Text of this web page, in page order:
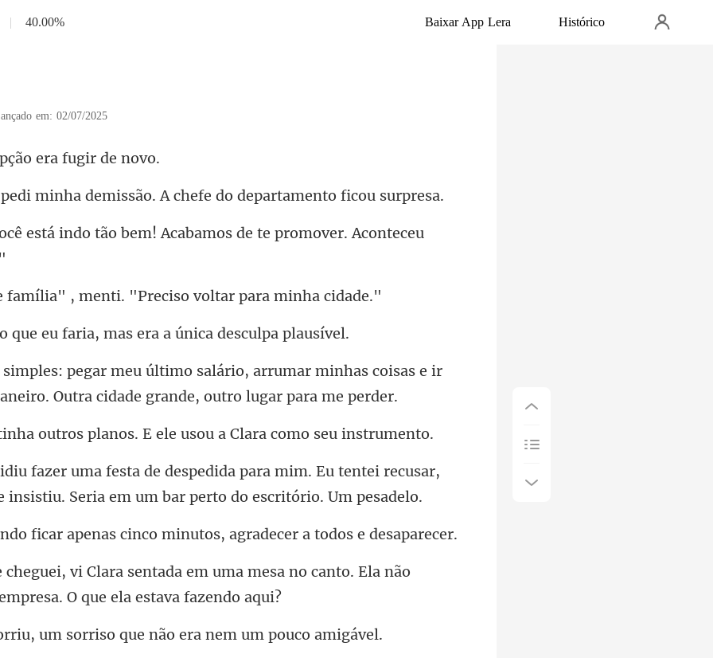
| 40.00% Baixar App Lera Histórico
em: 02/07/2025
era fu
demissão. A chefe do dep
ão bem! Acabamos de te promov
, menti. "Preciso vol
u faria, mas era a ún
arrumar minhas coisas e ir
s planos. E ele usou a Cl
ra mim. Eu tentei recusar,
insistiu
penas cinco minutos, agrad
m uma mesa no canto. Ela não
m sorriso que não era